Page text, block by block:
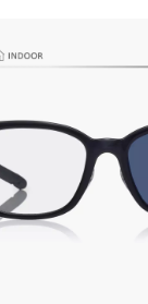
レンズカラー